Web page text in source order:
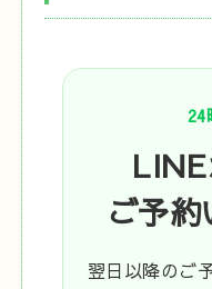
24
ご予
翌日以降のご